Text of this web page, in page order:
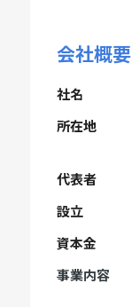
会社概要
社名
所在地
代表者
設立
資本金
事業内容